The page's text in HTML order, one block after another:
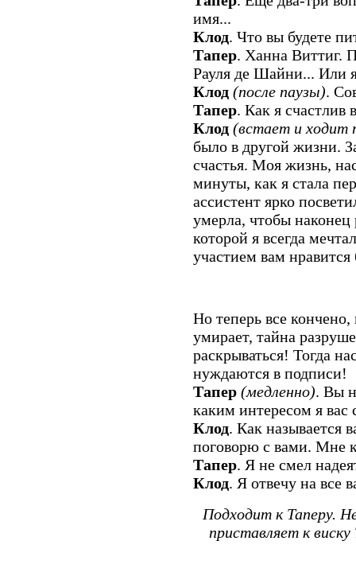
имя...
Клод. Что вы будете
Тапер. Ханна Виттиг.
Рауля де Шайни... Или
Клод (после паузы).
Тапер. Как я счастлив
Клод (встает и ходит
было в другой жизни.
счастья. Моя жизнь,
минуты, как я стала
ассистент ярко
умерла, чтобы наконец
которой я всегда
участием вам
Но теперь все
умирает, тайна
раскрываться! Тогда
нуждаются в подписи!
Тапер (медленно). Вы
каким интересом я
Клод. Как называется
поговорю с вами. Мне
Тапер. Я не смел
Клод. Я отвечу на все
Подходит к Таперу.
приставляет к